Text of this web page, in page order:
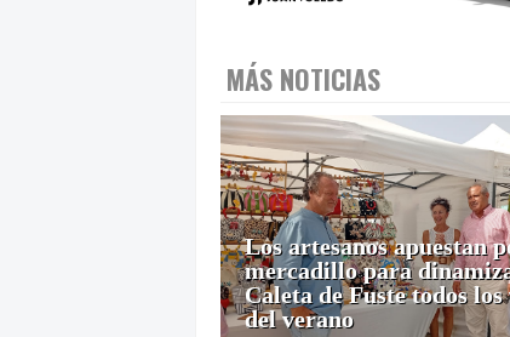
MÁS NOTICIAS
Los artesanos apuestan
mercadillo para
Caleta de Fuste todos los
del verano